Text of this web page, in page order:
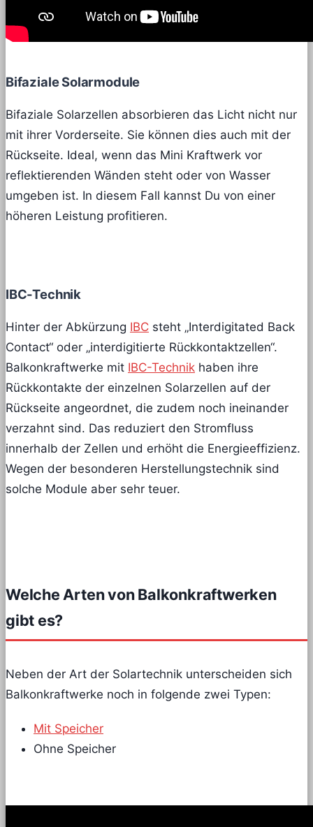
Bifaziale Solarmodule
Bifaziale Solarzellen absorbieren das Licht nicht nur
mit ihrer Vorderseite. Sie können dies auch mit der
Rückseite. Ideal, wenn das Mini Kraftwerk vor
reflektierenden Wänden steht oder von Wasser
umgeben ist. In diesem Fall kannst Du von einer
höheren Leistung profitieren.
IBC-Technik
Hinter der Abkürzung IBC steht „Interdigitated Back
Contact“ oder „interdigitierte Rückkontaktzellen“.
Balkonkraftwerke mit IBC-Technik haben ihre
Rückkontakte der einzelnen Solarzellen auf der
Rückseite angeordnet, die zudem noch ineinander
verzahnt sind. Das reduziert den Stromfluss
innerhalb der Zellen und erhöht die Energieeffizienz.
Wegen der besonderen Herstellungstechnik sind
solche Module aber sehr teuer.
Welche Arten von Balkonkraftwerken
gibt es?
Neben der Art der Solartechnik unterscheiden sich
Balkonkraftwerke noch in folgende zwei Typen:
Mit Speicher
Ohne Speicher